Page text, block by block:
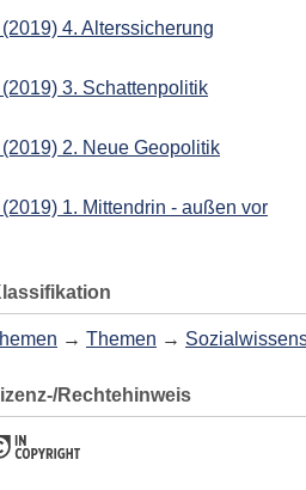
4. Alterssicherung
3. Schattenpolitik
2. Neue Geopolitik
1. Mittendrin - außen vor
→ Themen →
Rechtehinweis